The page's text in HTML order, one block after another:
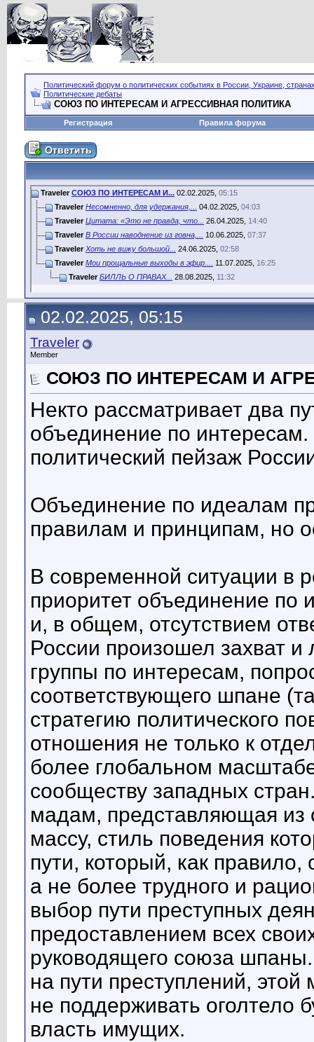
Политический форум о политических событиях в России, Украине,
Политические дебаты
СОЮЗ ПО ИНТЕРЕСАМ И АГРЕССИВНАЯ ПОЛИТИКА
Регистрация Правила форума
Traveler СОЮЗ ПО ИНТЕРЕСАМ И... 02.02.2025, 05:15
Traveler Несомненно, для удержания,... 04.02.2025, 04:03
Traveler Цитата: «Это не правда, что... 26.04.2025, 14:40
Traveler В России наводнение из говна,... 10.06.2025, 07:37
Traveler Хоть не вижу большой... 24.06.2025, 02:58
Traveler Мои прощальные выходы в эфир.... 11.07.2025, 16:25
Traveler БИЛЛЬ О ПРАВАХ... 28.08.2025, 11:32
02.02.2025, 05:15
Traveler
Member
СОЮЗ ПО ИНТЕРЕСАМ И
Некто рассматривает два
объединение по
политический пейзаж
Объединение по идеалам
правилам и принципам, но
В современной ситуации в
приоритет объединение по
и, в общем, отсутствием
России произошел захват
группы по интересам,
соответствующего шпане
стратегию политического
отношения не только к
более глобальном
сообществу западных
мадам, представляющая из
массу, стиль поведения
пути, который, как
а не более трудного и
выбор пути преступных
предоставлением всех
руководящего союза
на пути преступлений,
не поддерживать
власть имущих.